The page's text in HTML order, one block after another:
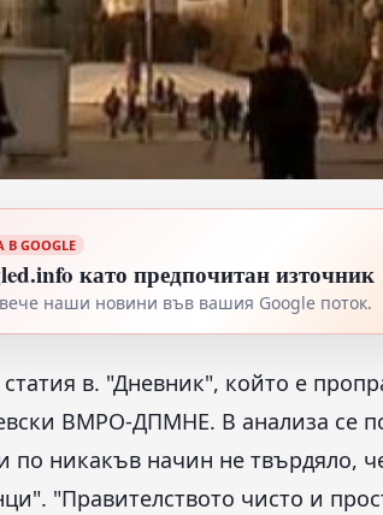
GOOGLE
като предпочитан източник
наши новини във вашия Google поток.
в. "Дневник", който е
ВМРО-ДПМНЕ. В анализа се
по никакъв начин не твърдяло,
"Правителството чисто и